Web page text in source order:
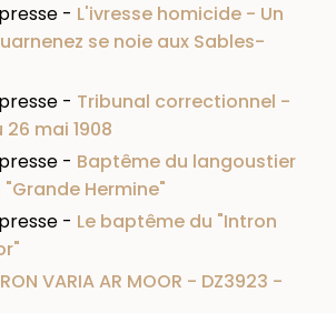
- L'ivresse homicide - Un
se noie aux Sables-
- Tribunal correctionnel -
mai 1908
- Baptême du langoustier
Hermine"
- Le baptême du "Intron
VARIA AR MOOR - DZ3923 -